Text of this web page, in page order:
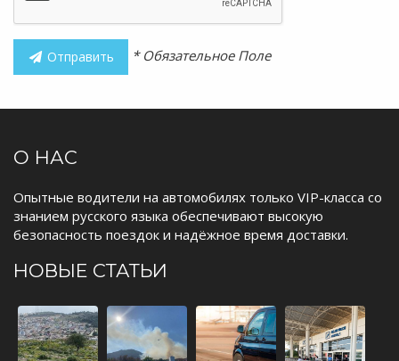
Отправить * Обязательное Поле
О НАС
Опытные водители на автомобилях только VIP-класса со
знанием русского языка обеспечивают высокую
безопасность поездок и надёжное время доставки.
НОВЫЕ СТАТЬИ